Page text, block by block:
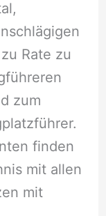
Rate zu
zum
finden
mit allen
mit